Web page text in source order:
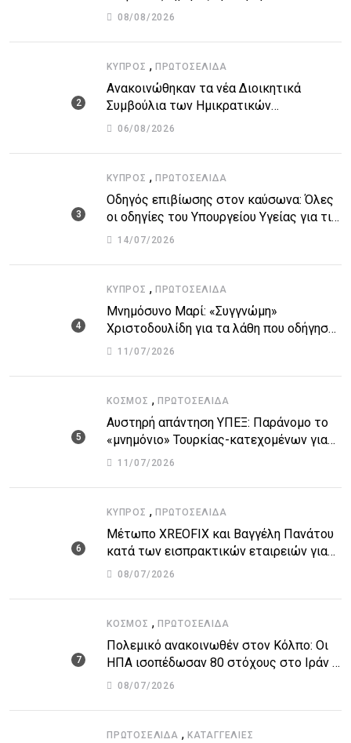
51χρονο μοναχό
08/08/2026
ΚΎΠΡΟΣ , ΠΡΩΤΟΣΈΛΙΔΑ
Ανακοινώθηκαν τα νέα Διοικητικά
Συμβούλια των Ημικρατικών
Οργανισμών – Όλη η λίστα με τα
06/08/2026
ΚΎΠΡΟΣ , ΠΡΩΤΟΣΈΛΙΔΑ
Οδηγός επιβίωσης στον καύσωνα: Όλες
οι οδηγίες του Υπουργείου Υγείας για τις
υψηλές θερμοκρασίες
14/07/2026
ΚΎΠΡΟΣ , ΠΡΩΤΟΣΈΛΙΔΑ
Μνημόσυνο Μαρί: «Συγγνώμη»
Χριστοδουλίδη για τα λάθη που οδήγησαν
στην τραγωδία
11/07/2026
ΚΌΣΜΟΣ , ΠΡΩΤΟΣΈΛΙΔΑ
Αυστηρή απάντηση ΥΠΕΞ: Παράνομο το
«μνημόνιο» Τουρκίας-κατεχομένων για
τον υποθαλάσσιο αγωγό
11/07/2026
ΚΎΠΡΟΣ , ΠΡΩΤΟΣΈΛΙΔΑ
Μέτωπο XREOFIX και Βαγγέλη Πανάτου
κατά των εισπρακτικών εταιρειών για
την προστασία των δανειοληπτών
08/07/2026
ΚΌΣΜΟΣ , ΠΡΩΤΟΣΈΛΙΔΑ
Πολεμικό ανακοινωθέν στον Κόλπο: Οι
ΗΠΑ ισοπέδωσαν 80 στόχους στο Ιράν –
Μπαράζ επιθέσεων σε αμερικανικές
08/07/2026
ΠΡΩΤΟΣΈΛΙΔΑ , ΚΑΤΑΓΓΕΛΙΕΣ